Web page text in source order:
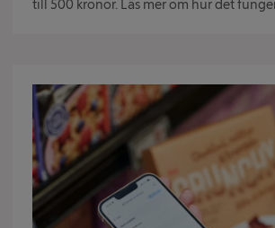
till 500 kronor. Läs mer om hur det